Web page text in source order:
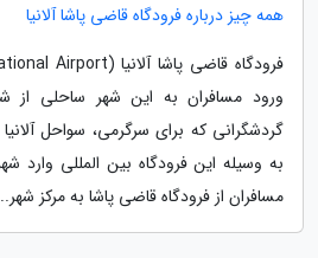
همه چیز درباره فرودگاه قاضی پاشا آلانیا
ورود مسافران به این شهر ساحلی از
گردشگرانی که برای سرگرمی، سواحل آلانیا
به وسیله این فرودگاه بین المللی وارد
مسافران از فرودگاه قاضی پاشا به مرکز